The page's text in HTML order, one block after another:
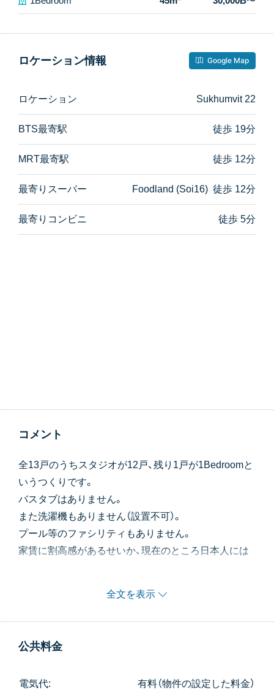
ロケーション情報 Google Map
ロケーション Sukhumvit 22
BTS最寄駅 徒歩 19分
MRT最寄駅 徒歩 12分
最寄りスーパー Foodland (Soi16) 徒歩 12分
最寄りコンビニ 徒歩 5分
コメント
全13戸のうちスタジオが12戸、残り1戸が1Bedroomと
いうつくりです。
バスタブはありません。
また洗濯機もありません（設置不可）。
プール等のファシリティもありません。
家賃に割高感があるせいか、現在のところ日本人には
全文を表示
公共料金
電気代: 有料（物件の設定した料金）